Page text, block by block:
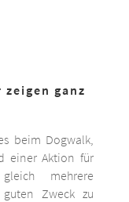
ganz
beim Dogwalk,
einer Aktion für
mehrere
Zweck zu